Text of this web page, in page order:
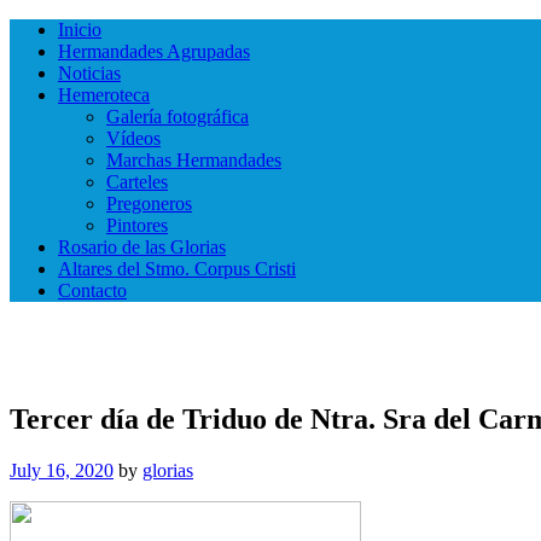
Inicio
Hermandades Agrupadas
Noticias
Hemeroteca
Galería fotográfica
Vídeos
Marchas Hermandades
Carteles
Pregoneros
Pintores
Rosario de las Glorias
Altares del Stmo. Corpus Cristi
Contacto
Tercer día de Triduo de Ntra. Sra del
July 16, 2020 by glorias